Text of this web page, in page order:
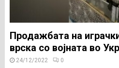
Продажбата на
врска со војната во
24/12/2022 0